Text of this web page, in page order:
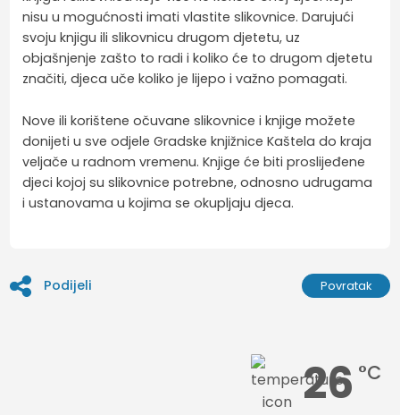
nisu u mogućnosti imati vlastite slikovnice. Darujući
svoju knjigu ili slikovnicu drugom djetetu, uz
objašnjenje zašto to radi i koliko će to drugom djetetu
značiti, djeca uče koliko je lijepo i važno pomagati.
Nove ili korištene očuvane slikovnice i knjige možete
donijeti u sve odjele Gradske knjižnice Kaštela do kraja
veljače u radnom vremenu. Knjige će biti proslijeđene
djeci kojoj su slikovnice potrebne, odnosno udrugama
i ustanovama u kojima se okupljaju djeca.
Podijeli Povratak
26 °C